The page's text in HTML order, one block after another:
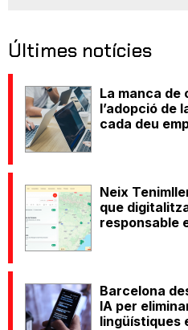
Últimes notícies
La manca
l’adopció de
cada deu
Neix
que
responsable
Barcelona
IA per
lingüístiques